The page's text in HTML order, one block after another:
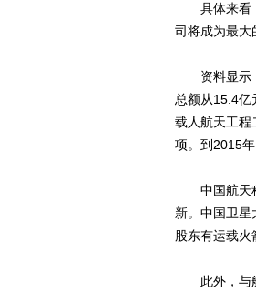
具体来看，
司将成为最大
资料显示，
总额从15.4亿
载人航天工程
项。到2015
中国航天科
新。中国卫
股东有运载火
此外，与航